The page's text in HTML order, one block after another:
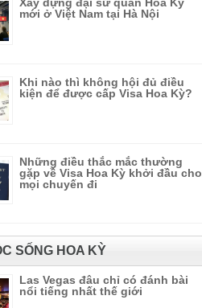
mới ở Việt Nam tại Hà Nội
Khi nào thì không hội đủ điều
kiện để được cấp Visa Hoa Kỳ?
Những điều thắc mắc thường
gặp về Visa Hoa Kỳ khởi đầu cho
mọi chuyến đi
SỐNG HOA KỲ
Las Vegas đâu chỉ có đánh bài
nổi tiếng nhất thế giới